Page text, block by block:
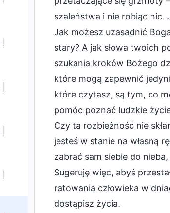
szaleństwa i nie robiąc nic.
Jak możesz uzasadnić
stary? A jak słowa twoich
szukania kroków Bożego
które mogą zapewnić
które czytasz, są tym, co
pomóc poznać ludzkie
Czy ta rozbieżność nie
jesteś w stanie na własną
zabrać sam siebie do
Sugeruję więc, abyś
ratowania człowieka w
dostąpisz życia.